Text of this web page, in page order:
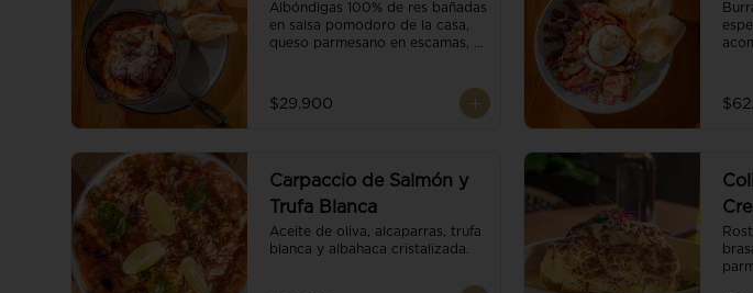
Albóndigas 100% de res bañadas
en salsa pomodoro de la casa,
queso parmesano en escamas,
$29.900
Carpaccio de Salmón y
Trufa Blanca
Aceite de oliva, alcaparras, trufa
blanca y albahaca cristalizada.